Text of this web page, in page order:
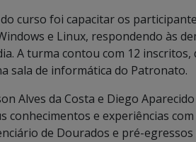
curso foi capacitar os
e Linux, respondendo às
A turma contou com 12
sala de informática do Patronato.
Alves da Costa e Diego
conhecimentos e experiências
de Dourados e pré-